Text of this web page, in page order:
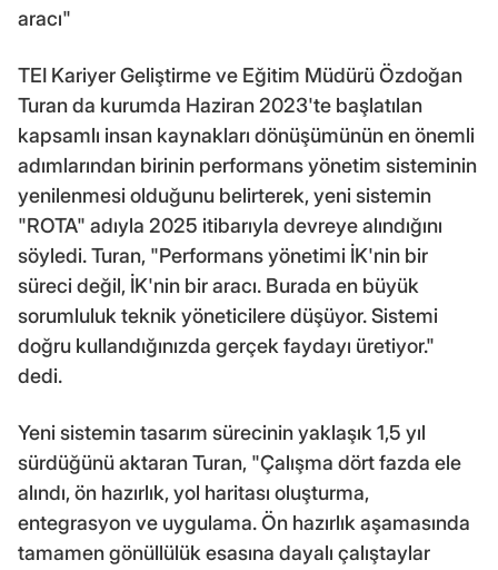
aracı"
TEI Kariyer Geliştirme ve Eğitim Müdürü Özdoğan
Turan da kurumda Haziran 2023'te başlatılan
kapsamlı insan kaynakları dönüşümünün en önemli
adımlarından birinin performans yönetim sisteminin
yenilenmesi olduğunu belirterek, yeni sistemin
"ROTA" adıyla 2025 itibarıyla devreye alındığını
söyledi. Turan, "Performans yönetimi İK'nin bir
süreci değil, İK'nin bir aracı. Burada en büyük
sorumluluk teknik yöneticilere düşüyor. Sistemi
doğru kullandığınızda gerçek faydayı üretiyor."
dedi.
Yeni sistemin tasarım sürecinin yaklaşık 1,5 yıl
sürdüğünü aktaran Turan, "Çalışma dört fazda ele
alındı, ön hazırlık, yol haritası oluşturma,
entegrasyon ve uygulama. Ön hazırlık aşamasında
tamamen gönüllülük esasına dayalı çalıştaylar